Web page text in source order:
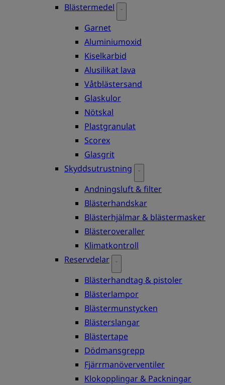
Blästermedel
Garnet
Aluminiumoxid
Kiselkarbid
Alusilikat lava
Våtblästersand
Glaskulor
Nötskal
Plastgranulat
Scorex
Glasgrit
Skyddsutrustning
Andningsluft & filter
Blästerhandskar
Blästerhjälmar & blästermasker
Blästeroveraller
Klimatkontroll
Reservdelar
Blästerhandtag & pistoler
Blästerlampor
Blästermunstycken
Blästerslangar
Blästertape
Dödmansgrepp
Fjärrmanöverventiler
Klokopplingar & Packningar